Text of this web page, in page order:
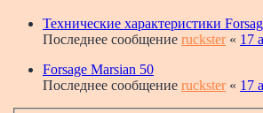
Технические характеристики
Последнее сообщение ruckster« 17
Forsage Marsian 50
Последнее сообщение ruckster« 17